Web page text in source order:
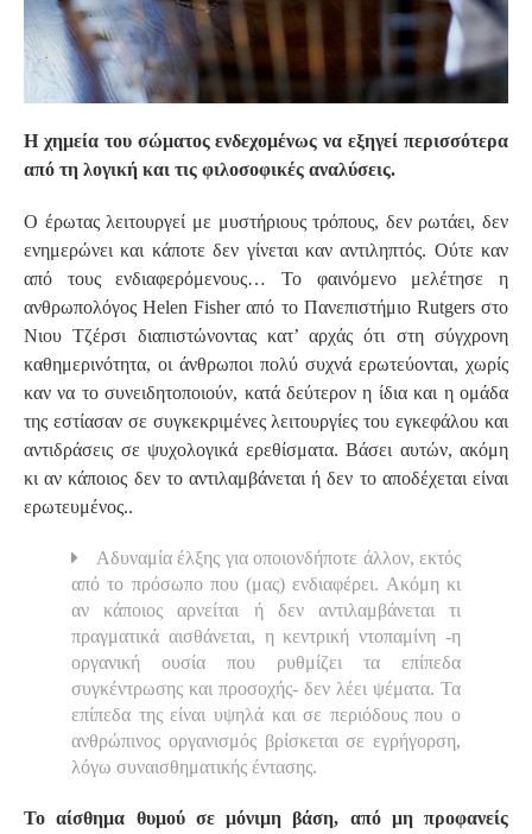
Η χημεία του σώματος ενδεχομένως να εξηγεί περισσότερα
από τη λογική και τις φιλοσοφικές αναλύσεις.
Ο έρωτας λειτουργεί με μυστήριους τρόπους, δεν ρωτάει, δεν
ενημερώνει και κάποτε δεν γίνεται καν αντιληπτός. Ούτε καν
από τους ενδιαφερόμενους… Το φαινόμενο μελέτησε η
ανθρωπολόγος Helen Fisher από το Πανεπιστήμιο Rutgers στο
Νιου Τζέρσι διαπιστώνοντας κατ’ αρχάς ότι στη σύγχρονη
καθημερινότητα, οι άνθρωποι πολύ συχνά ερωτεύονται, χωρίς
καν να το συνειδητοποιούν, κατά δεύτερον η ίδια και η ομάδα
της εστίασαν σε συγκεκριμένες λειτουργίες του εγκεφάλου και
αντιδράσεις σε ψυχολογικά ερεθίσματα. Βάσει αυτών, ακόμη
κι αν κάποιος δεν το αντιλαμβάνεται ή δεν το αποδέχεται είναι
ερωτευμένος..
Αδυναμία έλξης για οποιονδήποτε άλλον, εκτός
από το πρόσωπο που (μας) ενδιαφέρει. Ακόμη κι
αν κάποιος αρνείται ή δεν αντιλαμβάνεται τι
πραγματικά αισθάνεται, η κεντρική ντοπαμίνη -η
οργανική ουσία που ρυθμίζει τα επίπεδα
συγκέντρωσης και προσοχής- δεν λέει ψέματα. Τα
επίπεδα της είναι υψηλά και σε περιόδους που ο
ανθρώπινος οργανισμός βρίσκεται σε εγρήγορση,
λόγω συναισθηματικής έντασης.
Το αίσθημα θυμού σε μόνιμη βάση, από μη προφανείς